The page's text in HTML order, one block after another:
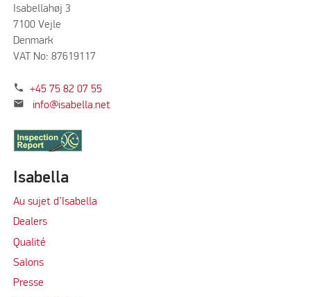
Isabellahøj 3
7100 Vejle
Denmark
VAT No: 87619117
phone +45 75 82 07 55
mail info@isabella.net
Isabella
Au sujet d’Isabella
Dealers
Qualité
Salons
Presse